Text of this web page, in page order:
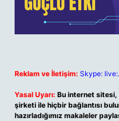
Reklam ve İletişim: Skype:
Yasal Uyarı: Bu internet sitesi,
şirketi ile hiçbir bağlantısı
hazırladığımız makaleler